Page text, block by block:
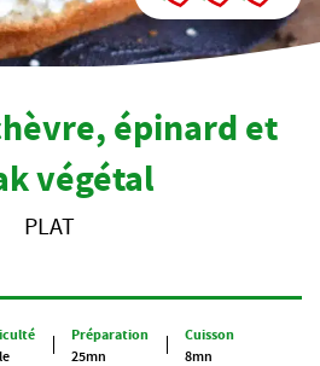
épinard et
végétal
PLAT
Préparation
25mn
Cuisson
8mn